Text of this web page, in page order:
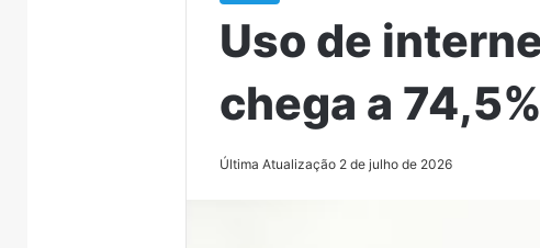
Uso de
chega a
Última Atualização 2 de julho de 2026